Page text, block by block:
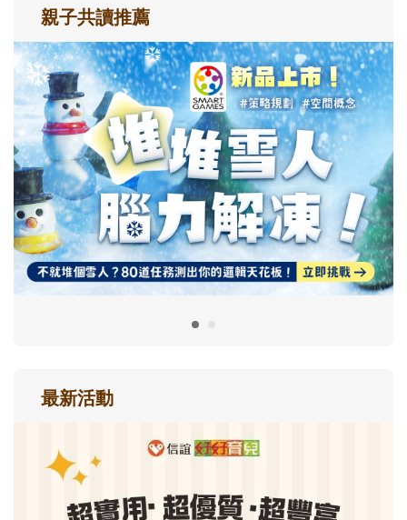
親子共讀推薦
最新活動